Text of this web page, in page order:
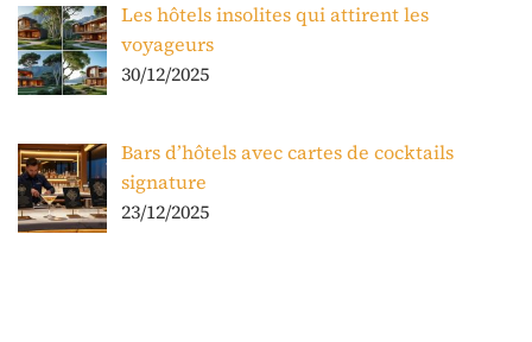
Les hôtels insolites qui attirent les
voyageurs
30/12/2025
Bars d’hôtels avec cartes de cocktails
signature
23/12/2025